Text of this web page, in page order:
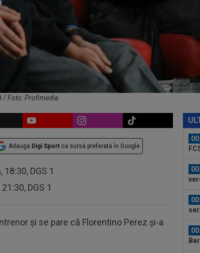
/ Foto: Profimedia
Adaugă Digi Sport ca sursă preferată în Google
18:30, DGS 1
DGS 1
și se pare că Florentino Perez și-a